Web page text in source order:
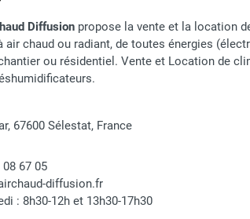
à chaleur
électrique, fioul et
électrique
soufflant
ou destruction
infrarouge
Diffusion propose la vente et la location
air chaud ou radiant, de toutes énergies
ou résidentiel. Vente et Location de
67600 Sélestat, France
08 67 05
diffusion.fr
: 8h30-12h et 13h30-17h30